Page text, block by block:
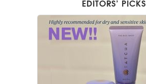
EDITORS’ PICKS